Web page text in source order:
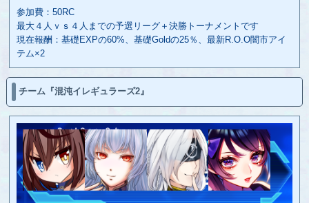
参加費：50RC
最大４人ｖｓ４人までの予選リーグ＋決勝トーナメントです
現在報酬：基礎EXPの60%、基礎Goldの25％、最新R.O.O闇市アイ
テム×2
チーム『混沌イレギュラーズ2』